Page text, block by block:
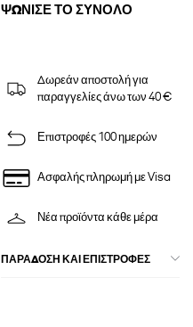
ΨΏΝΙΣΕ ΤΟ ΣΎΝΟΛΟ
Δωρεάν αποστολή για
παραγγελίες άνω των 40 €
Επιστροφές 100 ημερών
Ασφαλής πληρωμή με Visa
Νέα προϊόντα κάθε μέρα
ΠΑΡΑΔΟΣΗ ΚΑΙ ΕΠΙΣΤΡΟΦΕΣ